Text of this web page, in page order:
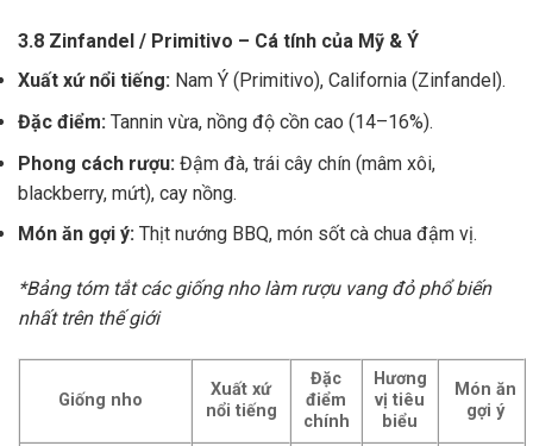
3.8 Zinfandel / Primitivo – Cá tính của Mỹ & Ý
Xuất xứ nổi tiếng: Nam Ý (Primitivo), California (Zinfandel).
Đặc điểm: Tannin vừa, nồng độ cồn cao (14–16%).
Phong cách rượu: Đậm đà, trái cây chín (mâm xôi,
blackberry, mứt), cay nồng.
Món ăn gợi ý: Thịt nướng BBQ, món sốt cà chua đậm vị.
*Bảng tóm tắt các giống nho làm rượu vang đỏ phổ biến
nhất trên thế giới
Giống nho
Xuất xứ
nổi tiếng
Đặc
điểm
chính
Hương
vị tiêu
biểu
Món ăn
gợi ý